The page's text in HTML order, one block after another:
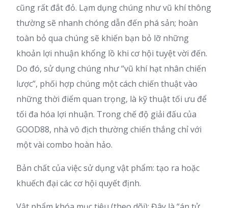
cũng rất đắt đỏ. Lạm dụng chúng như vũ khí thông
thường sẽ nhanh chóng dẫn đến phá sản; hoàn
toàn bỏ qua chúng sẽ khiến bạn bỏ lỡ những
khoản lợi nhuận khổng lồ khi cơ hội tuyệt vời đến.
Do đó, sử dụng chúng như “vũ khí hạt nhân chiến
lược”, phối hợp chúng một cách chiến thuật vào
những thời điểm quan trọng, là kỹ thuật tối ưu để
tối đa hóa lợi nhuận. Trong chế độ giải đấu của
GOOD88, nhà vô địch thường chiến thắng chỉ với
một vài combo hoàn hảo.
Bản chất của việc sử dụng vật phẩm: tạo ra hoặc
khuếch đại các cơ hội quyết định.